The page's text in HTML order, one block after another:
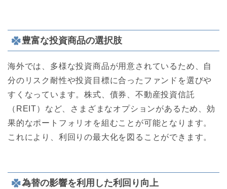
豊富な投資商品の選択肢
海外では、多様な投資商品が用意されているため、自
分のリスク耐性や投資目標に合ったファンドを選びや
すくなっています。株式、債券、不動産投資信託
（REIT）など、さまざまなオプションがあるため、効
果的なポートフォリオを組むことが可能となります。
これにより、利回りの最大化を図ることができます。
為替の影響を利用した利回り向上